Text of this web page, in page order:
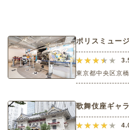
ポリスミュー
東京都中央区京
歌舞伎座ギャ